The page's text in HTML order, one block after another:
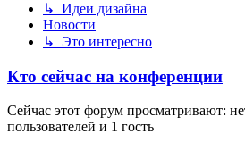
↳ Идеи дизайна
Новости
↳ Это интересно
Кто сейчас на конференции
Сейчас этот форум просматривают:
пользователей и 1 гость